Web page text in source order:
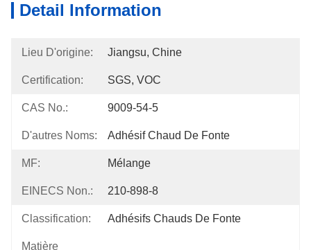
Detail Information
Lieu D'origine: Jiangsu, Chine
Certification: SGS, VOC
CAS No.: 9009-54-5
D'autres Noms: Adhésif Chaud De Fonte
MF: Mélange
EINECS Non.: 210-898-8
Classification: Adhésifs Chauds De Fonte
Matière